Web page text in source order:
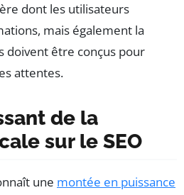
dont les utilisateurs
mais également la
doivent être conçus pour
attentes.
de la
sur le SEO
une montée en puissance